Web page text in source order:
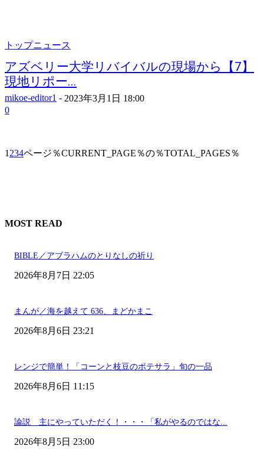
トップニュース
アズベリー大学リバイバルの現場から【7】
現地リポー...
mikoe-editor1 - 2023年3月1日 18:00
0
1 234ページ％CURRENT_PAGE％の％TOTAL_PAGES％
MOST READ
BIBLE／アブラハムのとりなしの祈り
2026年8月7日 22:05
まんが／海を越えて 636、まどかまこ
2026年8月6日 23:21
レンジで簡単！「コーンと枝豆のポテサラ」旬の一品
2026年8月6日 11:15
論説 主にやっていただく！・・・「私がやるのではな...
2026年8月5日 23:00